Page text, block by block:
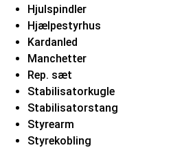
Hjulspindler
Hjælpestyrhus
Kardanled
Manchetter
Rep. sæt
Stabilisatorkugle
Stabilisatorstang
Styrearm
Styrekobling